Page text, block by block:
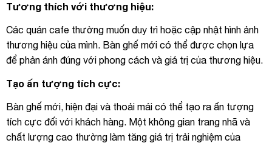
Tương thích với thương hiệu:
Các quán cafe thường muốn duy trì hoặc cập nhật hình ảnh
thương hiệu của mình. Bàn ghế mới có thể được chọn lựa
để phản ánh đúng với phong cách và giá trị của thương hiệu.
Tạo ấn tượng tích cực:
Bàn ghế mới, hiện đại và thoải mái có thể tạo ra ấn tượng
tích cực đối với khách hàng. Một không gian trang nhã và
chất lượng cao thường làm tăng giá trị trải nghiệm của